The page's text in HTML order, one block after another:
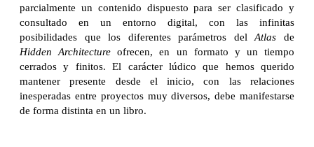
parcialmente un contenido dispuesto para ser clasificado y
consultado en un entorno digital, con las infinitas
posibilidades que los diferentes parámetros delAtlasde
Hidden Architecture ofrecen, en un formato y un tiempo
cerrados y finitos. El carácter lúdico que hemos querido
mantener presente desde el inicio, con las relaciones
inesperadas entre proyectos muy diversos, debe manifestarse
de forma distinta en un libro.